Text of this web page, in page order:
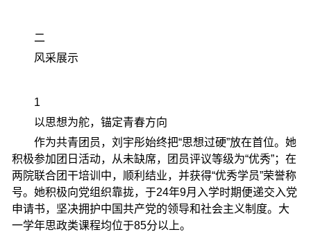
二
风采展示
1
以思想为舵，锚定青春方向
作为共青团员，刘宇彤始终把“思想过硬”放在首位。她
积极参加团日活动，从未缺席，团员评议等级为“优秀”；在
两院联合团干培训中，顺利结业，并获得“优秀学员”荣誉称
号。她积极向党组织靠拢，于24年9月入学时期便递交入党
申请书，坚决拥护中国共产党的领导和社会主义制度。大
一学年思政类课程均位于85分以上。